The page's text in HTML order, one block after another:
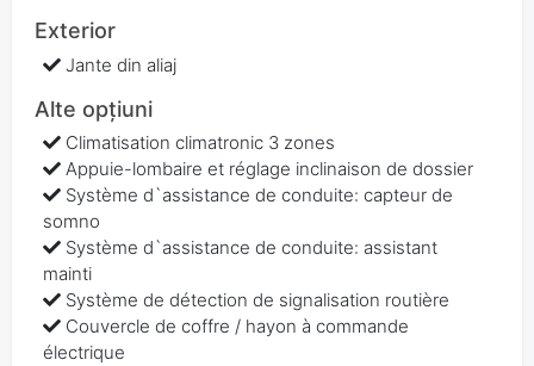
Exterior
Jante din aliaj
Alte opțiuni
Climatisation climatronic 3 zones
Appuie-lombaire et réglage inclinaison de dossier
Système d`assistance de conduite: capteur de
somno
Système d`assistance de conduite: assistant
mainti
Système de détection de signalisation routière
Couvercle de coffre / hayon à commande
électrique